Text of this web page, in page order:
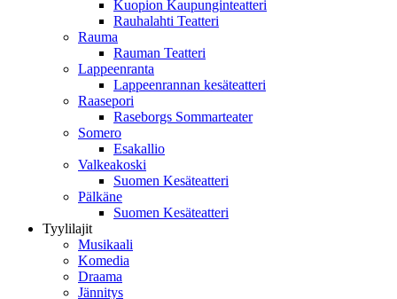
Kuopion Kaupunginteatteri
Rauhalahti Teatteri
Rauma
Rauman Teatteri
Lappeenranta
Lappeenrannan kesäteatteri
Raasepori
Raseborgs Sommarteater
Somero
Esakallio
Valkeakoski
Suomen Kesäteatteri
Pälkäne
Suomen Kesäteatteri
Tyylilajit
Musikaali
Komedia
Draama
Jännitys